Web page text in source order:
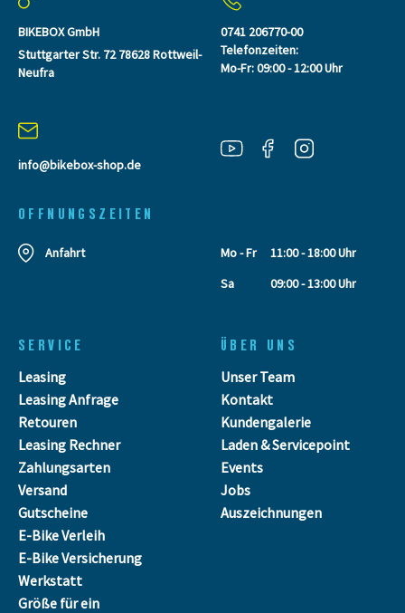
BIKEBOX GmbH
Stuttgarter Str. 72 78628 Rottweil-
Neufra
info@bikebox-shop.de
0741 206770-00
Telefonzeiten:
Mo-Fr: 09:00 - 12:00 Uhr
OFFNUNGSZEITEN
Anfahrt Mo - Fr
11:00 - 18:00 Uhr
Sa
09:00 - 13:00 Uhr
SERVICE
Leasing
Leasing Anfrage
Retouren
Leasing Rechner
Zahlungsarten
Versand
Gutscheine
E-Bike Verleih
E-Bike Versicherung
Werkstatt
Größe für ein
ÜBER UNS
Unser Team
Kontakt
Kundengalerie
Laden & Servicepoint
Events
Jobs
Auszeichnungen